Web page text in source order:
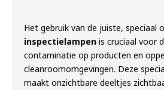
Het gebruik van de juiste, speciaal
inspectielampen is cruciaal voor
contaminatie op producten en
cleanroomomgevingen. Deze
maakt onzichtbare deeltjes